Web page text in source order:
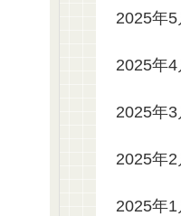
2025年5
2025年4
2025年3
2025年2
2025年1